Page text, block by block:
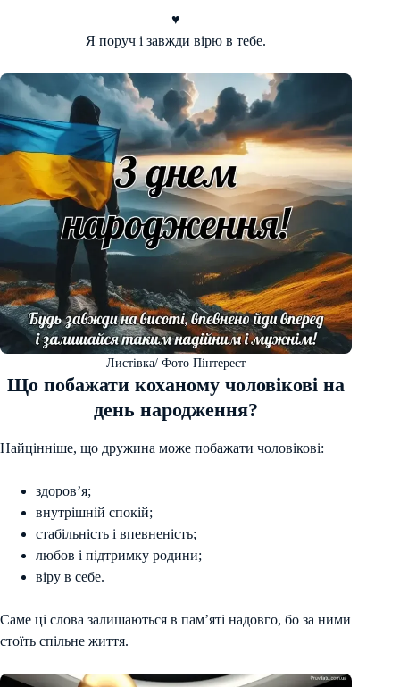
♥
Я поруч і завжди вірю в тебе.
Листівка/ Фото Пінтерест
Що побажати коханому чоловікові на
день народження?
Найцінніше, що дружина може побажати чоловікові:
здоров’я;
внутрішній спокій;
стабільність і впевненість;
любов і підтримку родини;
віру в себе.
Саме ці слова залишаються в пам’яті надовго, бо за ними
стоїть спільне життя.